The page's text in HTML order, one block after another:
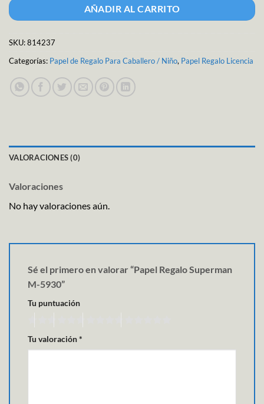
AÑADIR AL CARRITO
SKU:814237
Categorías: Papel de Regalo Para Caballero / Niño, Papel Regalo Licencia
VALORACIONES (0)
Valoraciones
No hay valoraciones aún.
Sé el primero en valorar “Papel Regalo Superman
M-5930”
Tu puntuación
Tu valoración*